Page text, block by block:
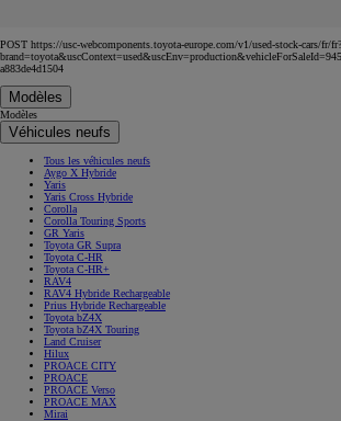
POST https://usc-webcomponents.toyota-europe.com/v1/used-stock-cars/fr/fr?
a883de4d1504
Modèles
Modèles
Véhicules neufs
Tous les véhicules neufs
Aygo X Hybride
Yaris
Yaris Cross Hybride
Corolla
Corolla Touring Sports
GR Yaris
Toyota GR Supra
Toyota C-HR
Toyota C-HR+
RAV4
RAV4 Hybride Rechargeable
Prius Hybride Rechargeable
Toyota bZ4X
Toyota bZ4X Touring
Land Cruiser
Hilux
PROACE CITY
PROACE
PROACE Verso
PROACE MAX
Mirai